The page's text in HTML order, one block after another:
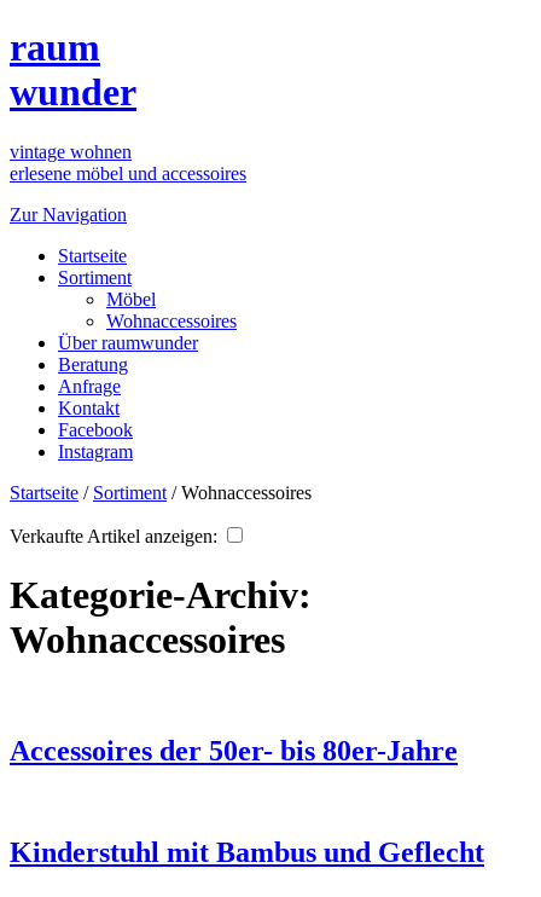
raum
wunder
vintage wohnen
erlesene möbel und accessoires
Zur Navigation
Startseite
Sortiment
Möbel
Wohnaccessoires
Über raumwunder
Beratung
Anfrage
Kontakt
Facebook
Instagram
Startseite / Sortiment /Wohnaccessoires
Verkaufte Artikel anzeigen:
Kategorie-Archiv:
Wohnaccessoires
Accessoires der 50er- bis 80er-Jahre
Kinderstuhl mit Bambus und Geflecht